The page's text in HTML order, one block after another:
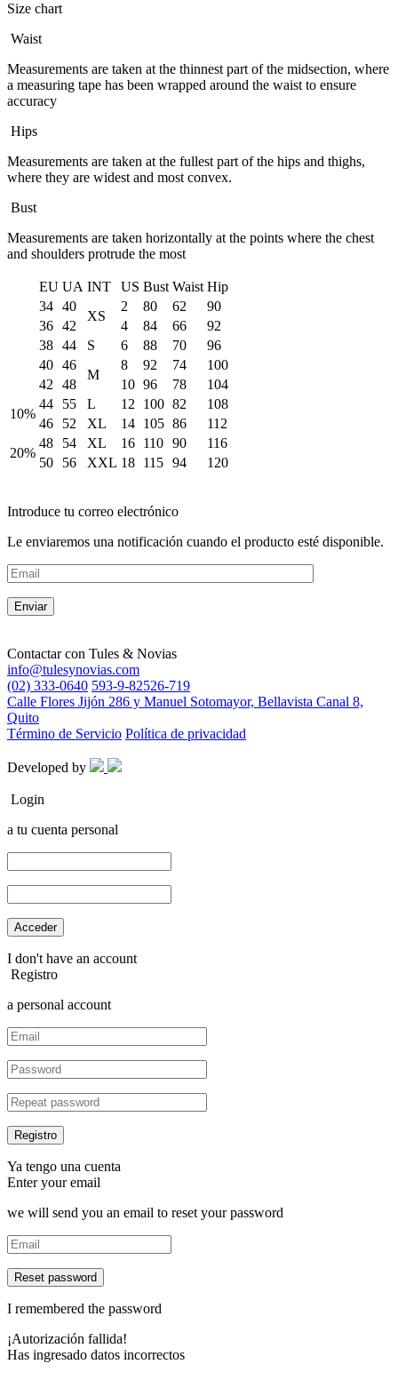
Size chart
Waist
Measurements are taken at the thinnest part of the midsection, where
a measuring tape has been wrapped around the waist to ensure
accuracy
Hips
Measurements are taken at the fullest part of the hips and thighs,
where they are widest and most convex.
Bust
Measurements are taken horizontally at the points where the chest
and shoulders protrude the most
EU UA INT US Bust Waist Hip
34 40
XS
2 80 62
90
36 42 4 84 66
92
38 44 S 6 88 70
96
40 46
M
8 92 74
100
42 48 10 96 78
104
10%
44 55 L 12 100 82
108
46
52 XL 14 105 86
112
20%
48 54 XL 16 110 90
116
50
56 XXL 18 115 94 120
Introduce tu correo electrónico
Le enviaremos una notificación cuando el producto esté disponible.
Contactar con Tules & Novias
info@tulesynovias.com
(02) 333-0640 593-9-82526-719
Calle Flores Jijón 286 y Manuel Sotomayor, Bellavista Canal 8,
Quito
Término de Servicio Política de privacidad
Developed by
Login
a tu cuenta personal
I don't have an account
Registro
a personal account
Ya tengo una cuenta
Enter your email
we will send you an email to reset your password
Reset password
I remembered the password
¡Autorización fallida!
Has ingresado datos incorrectos